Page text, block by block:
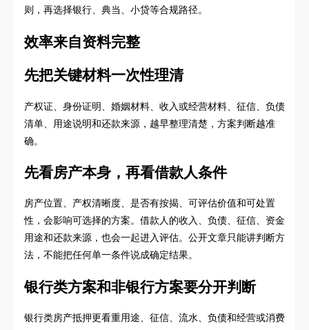
则，再选择银行、典当、小贷等合规路径。
效率来自资料完整
先把关键材料一次性理清
产权证、身份证明、婚姻材料、收入或经营材料、征信、负债
清单、用途说明和还款来源，越早整理清楚，方案判断越准
确。
先看房产本身，再看借款人条件
房产位置、产权清晰度、是否有按揭、可评估价值和可处置
性，会影响可选择的方案。借款人的收入、负债、征信、资金
用途和还款来源，也会一起进入评估。公开文章只能讲判断方
法，不能把任何单一条件说成确定结果。
银行类方案和非银行方案要分开判断
银行类房产抵押更看重用途、征信、流水、负债和经营或消费